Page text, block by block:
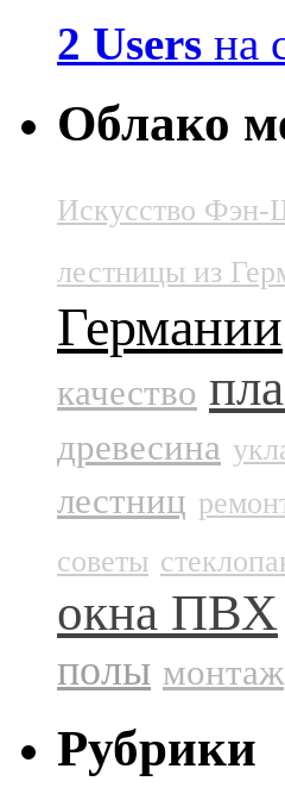
2 Users на
Облако
Искусство
лестницы из
Германии
качество
древесина
лестниц
советы
окна ПВХ
полы монтаж
Рубрики